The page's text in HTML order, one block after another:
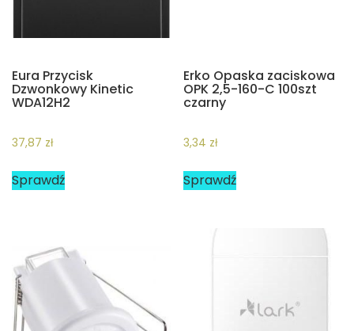
Eura Przycisk
Dzwonkowy Kinetic
WDA12H2
37,87 zł
Sprawdź
Erko Opaska zaciskowa
OPK 2,5-160-C 100szt
czarny
3,34 zł
Sprawdź